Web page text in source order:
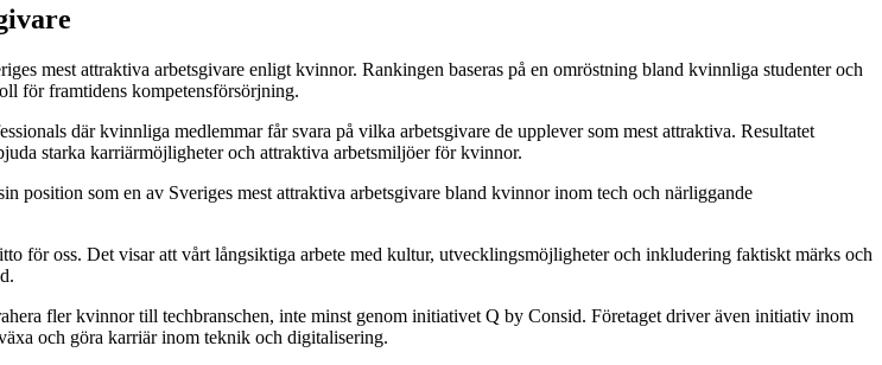
mest attraktiva arbetsgivare enligt kvinnor. Rankingen baseras på en omröstning bland kvinnliga studenter och
för framtidens kompetensförsörjning.
där kvinnliga medlemmar får svara på vilka arbetsgivare de upplever som mest attraktiva. Resultatet
starka karriärmöjligheter och attraktiva arbetsmiljöer för kvinnor.
position som en av Sveriges mest attraktiva arbetsgivare bland kvinnor inom tech och närliggande
för oss. Det visar att vårt långsiktiga arbete med kultur, utvecklingsmöjligheter och inkludering faktiskt märks och
fler kvinnor till techbranschen, inte minst genom initiativet Q by Consid. Företaget driver även initiativ inom
och göra karriär inom teknik och digitalisering.